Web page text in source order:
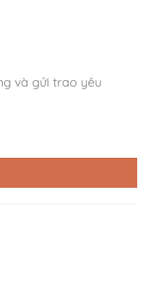
và gửi trao yêu